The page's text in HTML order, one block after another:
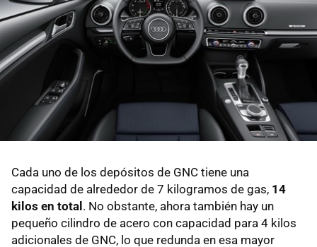
Cada uno de los depósitos de GNC tiene una
capacidad de alrededor de 7 kilogramos de gas, 14
kilos en total . No obstante, ahora también hay un
pequeño cilindro de acero con capacidad para 4 kilos
adicionales de GNC, lo que redunda en esa mayor